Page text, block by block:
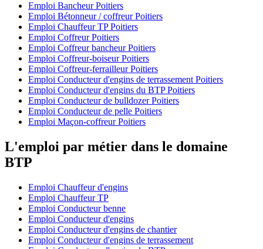
Emploi Bancheur Poitiers
Emploi Bétonneur / coffreur Poitiers
Emploi Chauffeur TP Poitiers
Emploi Coffreur Poitiers
Emploi Coffreur bancheur Poitiers
Emploi Coffreur-boiseur Poitiers
Emploi Coffreur-ferrailleur Poitiers
Emploi Conducteur d'engins de terrassement Poitiers
Emploi Conducteur d'engins du BTP Poitiers
Emploi Conducteur de bulldozer Poitiers
Emploi Conducteur de pelle Poitiers
Emploi Maçon-coffreur Poitiers
L'emploi par métier dans le domaine
BTP
Emploi Chauffeur d'engins
Emploi Chauffeur TP
Emploi Conducteur benne
Emploi Conducteur d'engins
Emploi Conducteur d'engins de chantier
Emploi Conducteur d'engins de terrassement